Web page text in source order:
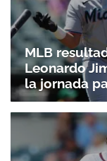
MLB
Leonardo
la jornada